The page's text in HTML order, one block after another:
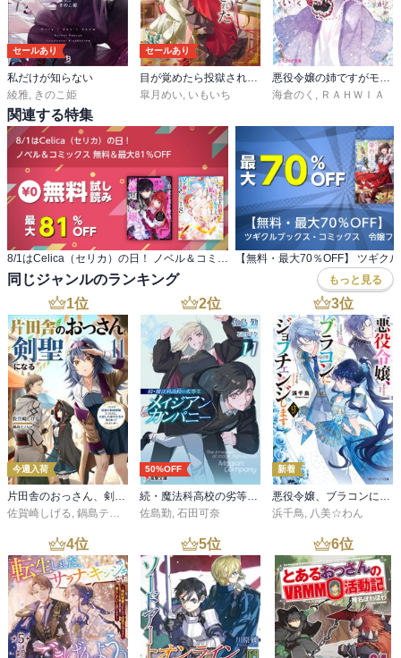
セールあり
私だけが知らない
綾雅 きのこ姫
セールあり
皐月めい いもいち
海倉のく
ＲＡＨＷＩＡ
関連する特集
同じジャンルのランキング もっと見る
1位
今週入荷
片田舎のおっさん、剣聖になる 11 ～ただの田舎の剣術師範だったのに、大成した弟子たちが俺を放ってくれない件～
佐賀崎しげる, 鍋島テツヒロ
2位
50%OFF
続・魔法科高校の劣等生 メイジアン・カンパニー(11)
佐島勤, 石田可奈
3位
新着
悪役令嬢、ブラコンにジョブチェンジします９【電子特典付き】
浜千鳥, 八美☆わん
4位 5位 6位